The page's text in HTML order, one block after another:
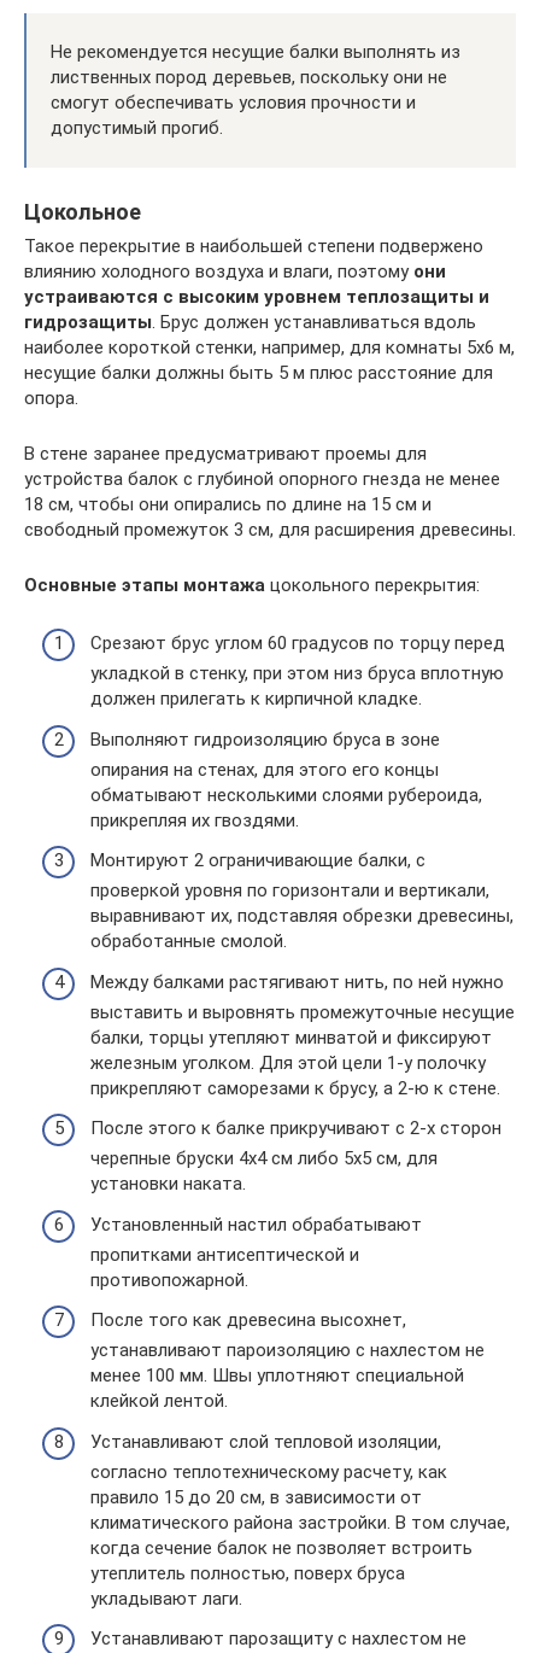
Не рекомендуется несущие балки выполнять из
лиственных пород деревьев, поскольку они не
смогут обеспечивать условия прочности и
допустимый прогиб.
Цокольное
Такое перекрытие в наибольшей степени подвержено
влиянию холодного воздуха и влаги, поэтому они
устраиваются с высоким уровнем теплозащиты и
гидрозащиты . Брус должен устанавливаться вдоль
наиболее короткой стенки, например, для комнаты 5х6 м,
несущие балки должны быть 5 м плюс расстояние для
опора.
В стене заранее предусматривают проемы для
устройства балок с глубиной опорного гнезда не менее
18 см, чтобы они опирались по длине на 15 см и
свободный промежуток 3 см, для расширения древесины.
Основные этапы монтажа цокольного перекрытия:
Срезают брус углом 60 градусов по торцу перед
укладкой в стенку, при этом низ бруса вплотную
должен прилегать к кирпичной кладке.
Выполняют гидроизоляцию бруса в зоне
опирания на стенах, для этого его концы
обматывают несколькими слоями рубероида,
прикрепляя их гвоздями.
Монтируют 2 ограничивающие балки, с
проверкой уровня по горизонтали и вертикали,
выравнивают их, подставляя обрезки древесины,
обработанные смолой.
Между балками растягивают нить, по ней нужно
выставить и выровнять промежуточные несущие
балки, торцы утепляют минватой и фиксируют
железным уголком. Для этой цели 1-у полочку
прикрепляют саморезами к брусу, а 2-ю к стене.
После этого к балке прикручивают с 2-х сторон
черепные бруски 4х4 см либо 5х5 см, для
установки наката.
Установленный настил обрабатывают
пропитками антисептической и
противопожарной.
После того как древесина высохнет,
устанавливают пароизоляцию с нахлестом не
менее 100 мм. Швы уплотняют специальной
клейкой лентой.
Устанавливают слой тепловой изоляции,
согласно теплотехническому расчету, как
правило 15 до 20 см, в зависимости от
климатического района застройки. В том случае,
когда сечение балок не позволяет встроить
утеплитель полностью, поверх бруса
укладывают лаги.
Устанавливают парозащиту с нахлестом не